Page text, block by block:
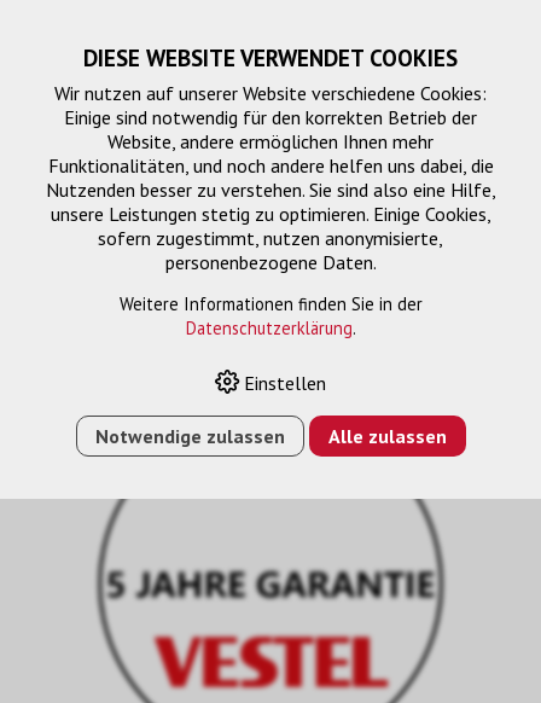
DIESE WEBSITE VERWENDET COOKIES
Wir nutzen auf unserer Website verschiedene Cookies:
Einige sind notwendig für den korrekten Betrieb der
Website, andere ermöglichen Ihnen mehr
Funktionalitäten, und noch andere helfen uns dabei, die
Nutzenden besser zu verstehen. Sie sind also eine Hilfe,
unsere Leistungen stetig zu optimieren. Einige Cookies,
sofern zugestimmt, nutzen anonymisierte,
personenbezogene Daten.
Weitere Informationen finden Sie in der
Datenschutzerklärung.
Einstellen
Notwendige zulassen Alle zulassen